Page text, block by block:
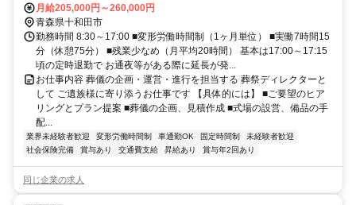
月給205,000円～260,000円
青森県十和田市
勤務時間 8:30～17:00 ■変形労働時間制（1ヶ月単位） ■実働7時間15
分（休憩75分） ■残業少なめ（月平均20時間） 基本は17:00～17:15
頃の定時退勤で お通夜等がある際に延長が発...
お仕事内容 葬儀の企画・運営・進行を担当する 葬祭ディレクターと
して ご遺族様に寄り添うお仕事です 【具体的には】 ■ご要望のヒア
リングとプラン提案 ■葬儀の企画、見積作成 ■式場の設営、備品の手
配...
業界未経験者歓迎 変形労働時間制 車通勤OK 固定時間制
未経験者歓迎
社会保険完備
賞与あり 交通費支給 昇給あり 賞与年2回あり
同じ企業の求人